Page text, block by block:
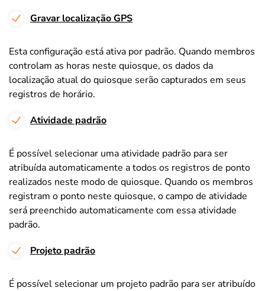
Gravar localização GPS
Esta configuração está ativa por padrão. Quando membros
controlam as horas neste quiosque, os dados da
localização atual do quiosque serão capturados em seus
registros de horário.
Atividade padrão
É possível selecionar uma atividade padrão para ser
atribuída automaticamente a todos os registros de ponto
realizados neste modo de quiosque. Quando os membros
registram o ponto neste quiosque, o campo de atividade
será preenchido automaticamente com essa atividade
padrão.
Projeto padrão
É possível selecionar um projeto padrão para ser atribuído